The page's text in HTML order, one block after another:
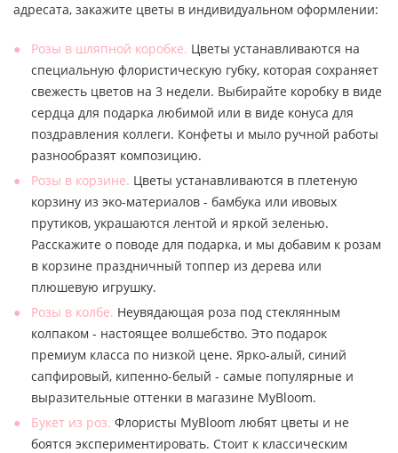
адресата, закажите цветы в индивидуальном оформлении:
Розы в шляпной коробке. Цветы устанавливаются на
специальную флористическую губку, которая сохраняет
свежесть цветов на 3 недели. Выбирайте коробку в виде
сердца для подарка любимой или в виде конуса для
поздравления коллеги. Конфеты и мыло ручной работы
разнообразят композицию.
Розы в корзине. Цветы устанавливаются в плетеную
корзину из эко-материалов - бамбука или ивовых
прутиков, украшаются лентой и яркой зеленью.
Расскажите о поводе для подарка, и мы добавим к розам
в корзине праздничный топпер из дерева или
плюшевую игрушку.
Розы в колбе. Неувядающая роза под стеклянным
колпаком - настоящее волшебство. Это подарок
премиум класса по низкой цене. Ярко-алый, синий
сапфировый, кипенно-белый - самые популярные и
выразительные оттенки в магазине MyBloom.
Букет из роз. Флористы MyBloom любят цветы и не
боятся экспериментировать. Стоит к классическим